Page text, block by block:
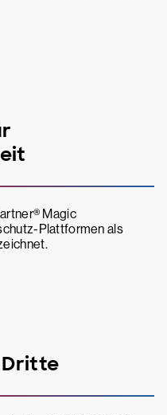
Magic
Plattformen als